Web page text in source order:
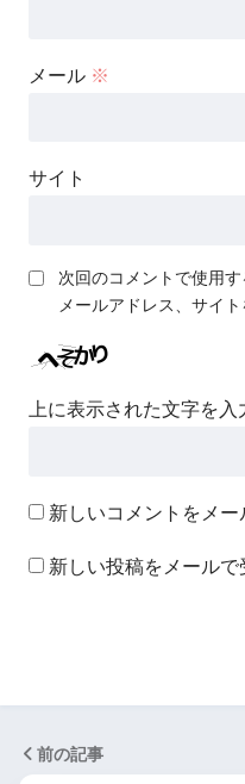
メール ※
サイト
次回のコメントで使用
メールアドレス、サイト
上に表示された文字を入
新しいコメントをメー
新しい投稿をメールで
前の記事